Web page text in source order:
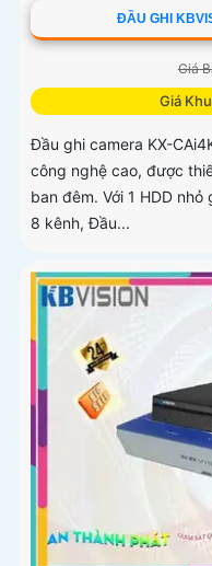
ĐẦU GHI
Giá
Giá
Đầu ghi camera KX-
công nghệ cao, được
ban đêm. Với 1 HDD
8 kênh, Đầu...